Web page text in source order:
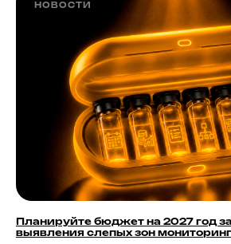
НОВОСТИ
Планируйте бюджет на 2027 год
выявления слепых зон